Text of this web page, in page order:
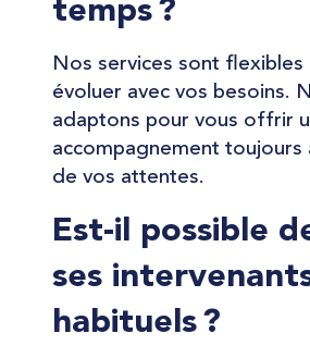
temps ?
Nos services sont flexibles
évoluer avec vos besoins.
adaptons pour vous offrir
accompagnement toujours
de vos attentes.
Est-il possible
ses
habituels ?